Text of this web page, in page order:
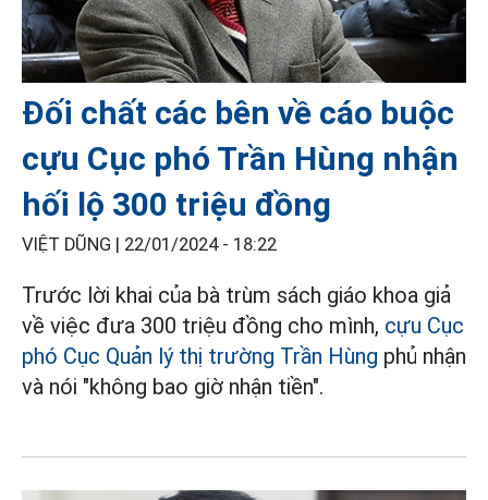
Đối chất các bên về cáo buộc
cựu Cục phó Trần Hùng nhận
hối lộ 300 triệu đồng
VIỆT DŨNG | 22/01/2024 - 18:22
Trước lời khai của bà trùm sách giáo khoa giả
về việc đưa 300 triệu đồng cho mình, cựu Cục
phó Cục Quản lý thị trường Trần Hùng phủ nhận
và nói "không bao giờ nhận tiền".